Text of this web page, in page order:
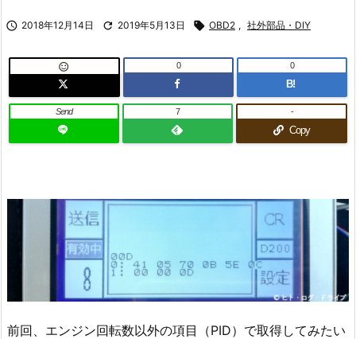
 2018年12月14日  2019年5月13日  OBD2 , 社外部品・DIY
 0
B!
0
Send 7
Copy
-
前回、エンジン回転数以外の項目（PID）で取得してみたい